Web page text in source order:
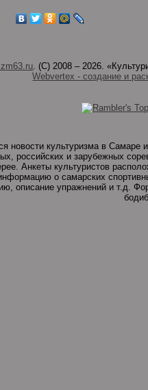
. (C) 2008 – 2026.
Webvertex - создание и
новости культуризма в
российских и зарубежных
Анкеты культуристов
о самарских
описание упражнений и т.д.